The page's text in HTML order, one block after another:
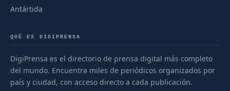
Antártida
QUÉ ES DIGIPRENSA
DigiPrensa es el directorio de prensa digital más completo
del mundo. Encuentra miles de periódicos organizados por
país y ciudad, con acceso directo a cada publicación.